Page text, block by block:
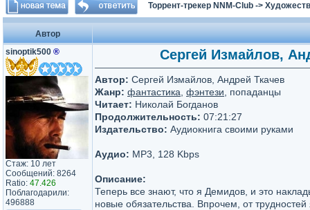
Торрент-трекер NNM-Club ->
Автор
sinoptik500 ®
Стаж: 10 лет
Сообщений: 8264
Ratio: 47.426
Поблагодарили:
496888
Сергей Измайлов,
Автор: Сергей Измайлов, Андрей Ткачев
Жанр: фантастика фэнтези , попаданцы
Читает: Николай Богданов
Продолжительность: 07:21:27
Издательство: Аудиокнига своими руками
Аудио: MP3, 128 Kbps
Описание:
Теперь все знают, что я Демидов, и это
новые обязательства. Впрочем, от